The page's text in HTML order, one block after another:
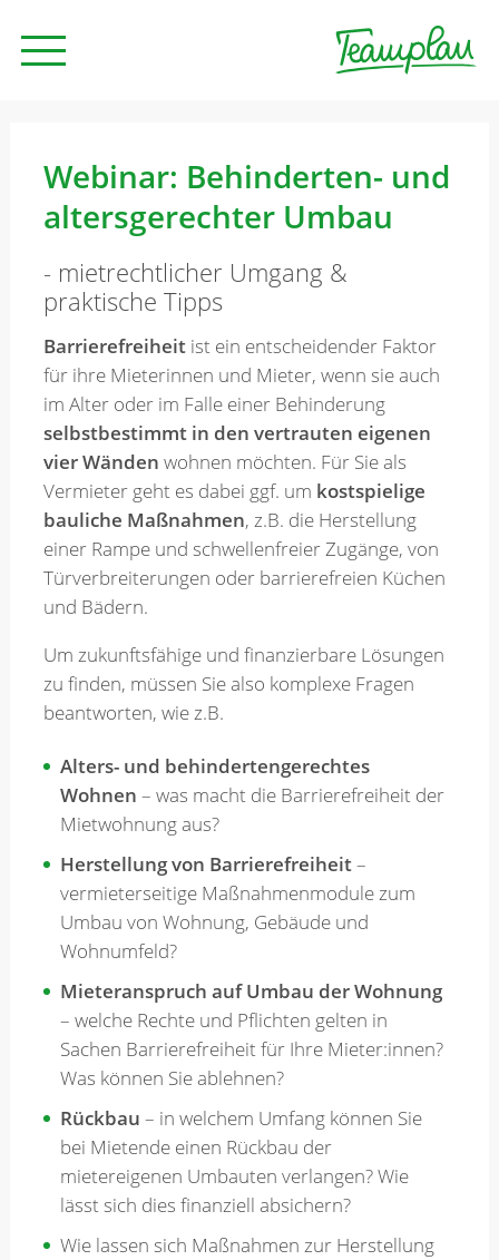
Beratung
Unternehmen
News
Kontakt
Merkzettel
Webinar: Behinderten- und
altersgerechter Umbau
- mietrechtlicher Umgang &
praktische Tipps
Barrierefreiheitist ein entscheidender Faktor
für ihre Mieterinnen und Mieter, wenn sie auch
im Alter oder im Falle einer Behinderung
selbstbestimmt in den vertrauten eigenen
vier Wänden wohnen möchten. Für Sie als
Vermieter geht es dabei ggf. um kostspielige
bauliche Maßnahmen, z.B. die Herstellung
einer Rampe und schwellenfreier Zugänge, von
Türverbreiterungen oder barrierefreien Küchen
und Bädern.
Um zukunftsfähige und finanzierbare Lösungen
zu finden, müssen Sie also komplexe Fragen
beantworten, wie z.B.
Alters- und behindertengerechtes
Wohnen – was macht die Barrierefreiheit der
Mietwohnung aus?
Herstellung von Barrierefreiheit–
vermieterseitige Maßnahmenmodule zum
Umbau von Wohnung, Gebäude und
Wohnumfeld?
Mieteranspruch auf Umbau der Wohnung
– welche Rechte und Pflichten gelten in
Sachen Barrierefreiheit für Ihre Mieter:innen?
Was können Sie ablehnen?
Rückbau – in welchem Umfang können Sie
bei Mietende einen Rückbau der
mietereigenen Umbauten verlangen? Wie
lässt sich dies finanziell absichern?
Wie lassen sich Maßnahmen zur Herstellung